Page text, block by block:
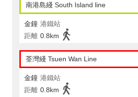
南港島綫 South Island line
金鐘 港鐵站
距離 0.8km
荃灣綫 Tsuen Wan Line
金鐘 港鐵站
距離 0.8km